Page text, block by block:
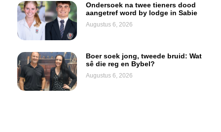
Ondersoek na twee tieners dood
aangetref word by lodge in Sabie
Augustus 6, 2026
Boer soek jong, tweede bruid: Wat
sê die reg en Bybel?
Augustus 6, 2026